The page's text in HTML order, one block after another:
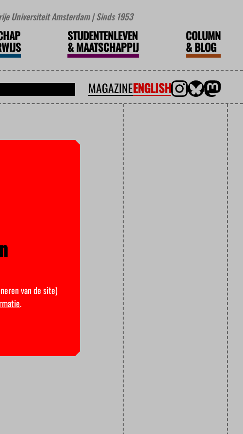
Universiteit Amsterdam | Sinds 1953
STUDENTENLEVEN
&MAATSCHAPPIJ
COLUMN
&BLOG
MAGAZINEENGLISH
van de site)
.